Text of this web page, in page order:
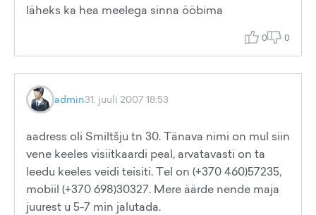
läheks ka hea meelega sinna ööbima
0 0
admin31. juuli 2007 18:53
aadress oli Smiltšju tn 30. Tänava nimi on mul siin
vene keeles visiitkaardi peal, arvatavasti on ta
leedu keeles veidi teisiti. Tel on (+370 460)57235,
mobiil (+370 698)30327. Mere äärde nende maja
juurest u 5-7 min jalutada.